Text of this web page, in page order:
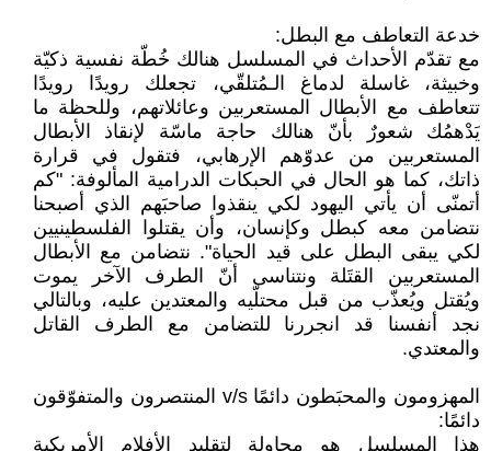
خدعة التعاطف مع البطل:
مع تقدّم الأحداث في المسلسل هنالك خُطّة نفسية ذكيّة
وخبيثة، غاسلة لدماغ الـمُتلقّي، تجعلك رويدًا رويدًا
تتعاطف مع الأبطال المستعربين وعائلاتهم، وللحظة ما
يَدْهمُك شعورٌ بأنّ هنالك حاجة ماسّة لإنقاذ الأبطال
المستعربين من عدوّهم الإرهابي، فتقول في قرارة
ذاتك، كما هو الحال في الحبكات الدرامية المألوفة: "كم
أتمنّى أن يأتي اليهود لكي ينقذوا صاحبَهم الذي أصبحنا
نتضامن معه كبطل وكإنسان، وأن يقتلوا الفلسطينيين
لكي يبقى البطل على قيد الحياة". نتضامن مع الأبطال
المستعربين القتَلة ونتناسى أنّ الطرف الآخر يموت
ويُقتل ويُعذّب من قبل محتلّيه والمعتدين عليه، وبالتالي
نجد أنفسنا قد انجررنا للتضامن مع الطرف القاتل
والمعتدي.
المهزومون والمحبَطون دائمًا v/s المنتصرون والمتفوّقون
دائمًا:
هذا المسلسل هو محاولة لتقليد الأفلام الأمريكية